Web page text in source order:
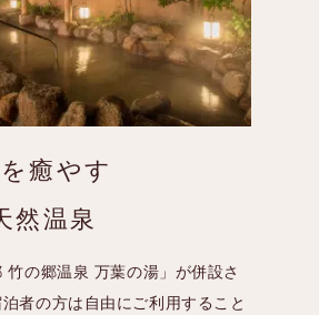
癒やす
然温泉
竹の郷温泉 万葉の湯」が併設さ
者の方は自由にご利用すること